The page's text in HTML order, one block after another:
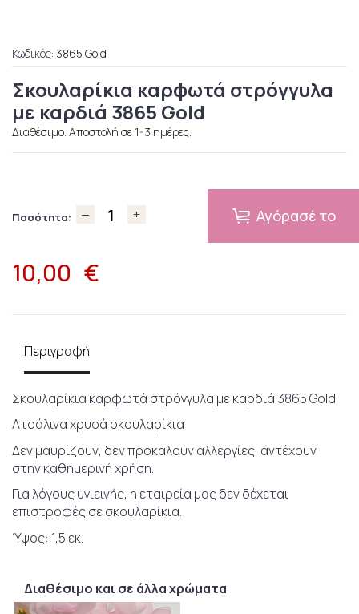
Κωδικός: 3865 Gold
Σκουλαρίκια καρφωτά στρόγγυλα
με καρδιά 3865 Gold
Διαθέσιμο. Αποστολή σε 1-3 ημέρες.
Ποσότητα: Αγόρασέ το
10,00 €
Περιγραφή
Σκουλαρίκια καρφωτά στρόγγυλα με καρδιά 3865 Gold
Ατσάλινα χρυσά σκουλαρίκια
Δεν μαυρίζουν, δεν προκαλούν αλλεργίες, αντέχουν
στην καθημερινή χρήση.
Για λόγους υγιεινής, η εταιρεία μας δεν δέχεται
επιστροφές σε σκουλαρίκια.
Ύψος: 1,5 εκ.
Διαθέσιμο και σε άλλα χρώματα